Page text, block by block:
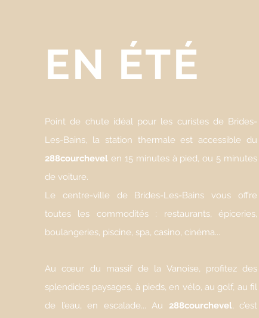
EN ÉTÉ
Point de chute idéal pour les curistes de Brides-
Les-Bains, la station thermale est accessible du
288courchevel en 15 minutes à pied, ou 5 minutes
de voiture.
Le centre-ville de Brides-Les-Bains vous offre
toutes les commodités : restaurants, épiceries,
boulangeries, piscine, spa, casino, cinéma...
Au cœur du massif de la Vanoise, profitez des
splendides paysages, à pieds, en vélo, au golf, au fil
de l’eau, en escalade... Au 288courchevel, c’est